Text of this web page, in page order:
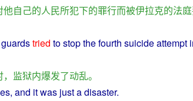
他自己的人民所犯下的罪行而被伊拉克的法
guardstried tostop thefourth suicideattempt
， 监狱内爆发了动乱。
, and it was justadisaster.